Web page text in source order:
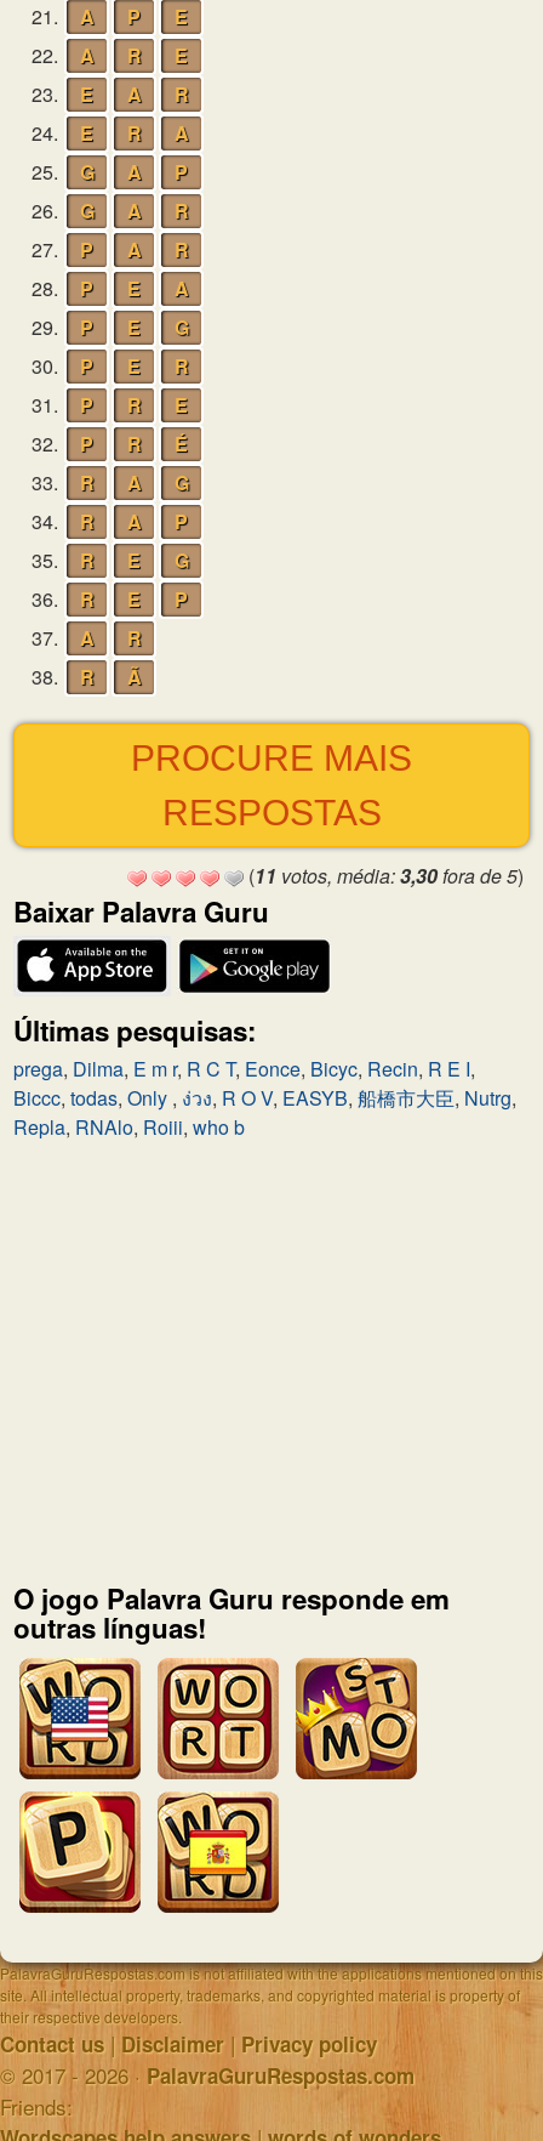
21.
A P
E
22.
A R
E
23.
E A
R
24.
E R
A
25.
G A
P
26.
G A
R
27.
P A
R
28.
P E
A
29.
P E
G
30.
P E
R
31.
P R
E
32.
P R
É
33.
R A
G
34.
R A
P
35.
R E
G
36.
R E
P
37.
A
R
38.
R Ã
PROCURE MAIS
RESPOSTAS
(11 votos, média:3,30fora de 5)
Baixar Palavra Guru
Últimas pesquisas:
prega, Dilma, E m r, R C T, Eonce, Bicyc, Recin, R E I,
Biccc, todas, Only , ง่วง, R O V, EASYB, 船橋市大臣, Nutrg,
Repla, RNAlo, Roiii, who b
O jogo Palavra Guru responde em
outras línguas!
PalavraGuruRespostas.com is not affiliated with the applications mentioned on this
site. All intellectual property, trademarks, and copyrighted material is property of
their respective developers.
Contact us | Disclaimer | Privacy policy
© 2017 - 2026 · PalavraGuruRespostas.com
Friends: